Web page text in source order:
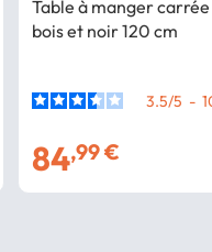
Table à manger
bois et noir 120 cm
3.5/5 -
84,99 €